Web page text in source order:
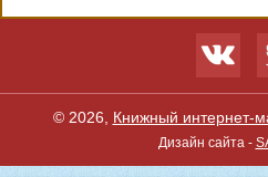
© 2026, Книжный интернет-
Дизайн сайта -